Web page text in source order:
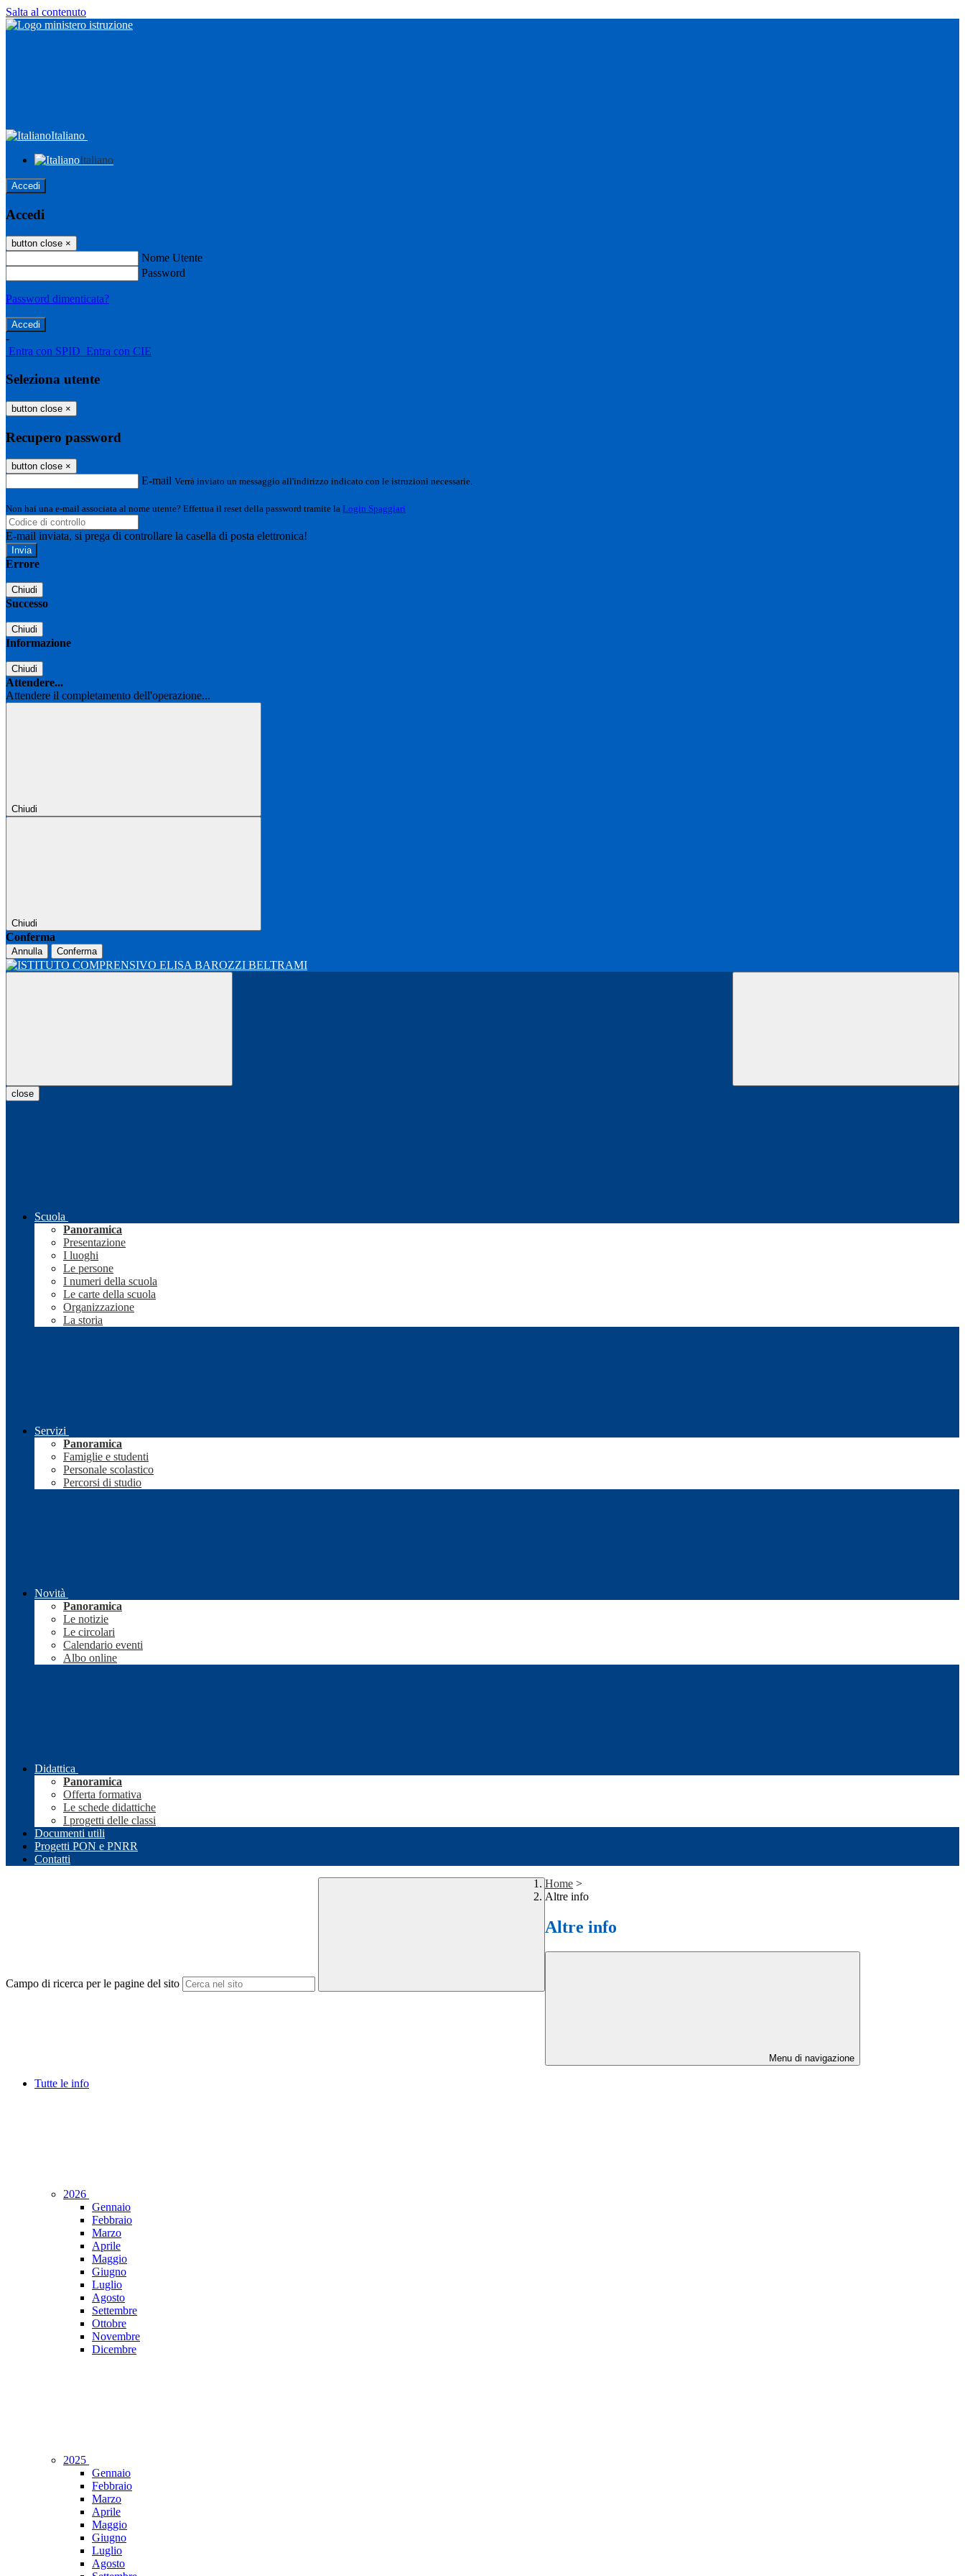
Salta al contenuto
Italiano
Italiano
Accedi
Accedi
button close ×
Nome Utente
Password
Password dimenticata?
-
Entra con SPID Entra con CIE
Seleziona utente
button close ×
Recupero password
button close ×
E-mail Verrà inviato un messaggio all'indirizzo indicato con le istruzioni necessarie.
Non hai una e-mail associata al nome utente? Effettua il reset della password tramite la Login Spaggiari
E-mail inviata, si prega di controllare la casella di posta elettronica!
Errore
Chiudi
Successo
Chiudi
Informazione
Chiudi
Attendere...
Attendere il completamento dell'operazione...
Chiudi
Chiudi
Conferma
Annulla Conferma
close
Scuola
Panoramica
Presentazione
I luoghi
Le persone
I numeri della scuola
Le carte della scuola
Organizzazione
La storia
Servizi
Panoramica
Famiglie e studenti
Personale scolastico
Percorsi di studio
Novità
Panoramica
Le notizie
Le circolari
Calendario eventi
Albo online
Didattica
Panoramica
Offerta formativa
Le schede didattiche
I progetti delle classi
Documenti utili
Progetti PON e PNRR
Contatti
Campo di ricerca per le pagine del sito
Home >
Altre info
Altre info
Menu di navigazione
Tutte le info
2026
Gennaio
Febbraio
Marzo
Aprile
Maggio
Giugno
Luglio
Agosto
Settembre
Ottobre
Novembre
Dicembre
2025
Gennaio
Febbraio
Marzo
Aprile
Maggio
Giugno
Luglio
Agosto